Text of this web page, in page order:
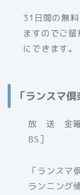
31日間の無
ますのでご
にできます。
「ランスマ
放 送 金曜
BS］
「ランスマ
ランニング